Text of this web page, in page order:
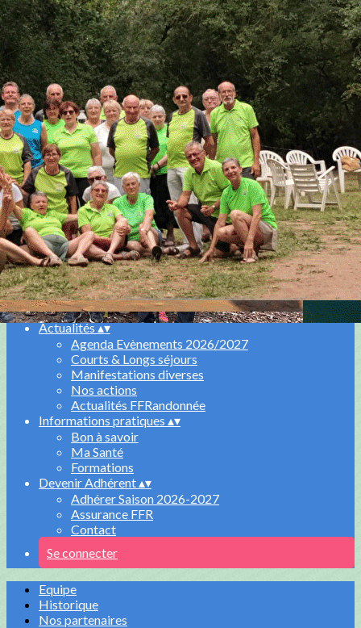
Menu
Ajoutez un logo, un bouton, des réseaux sociaux
Cliquez pour éditer
Accueil▴▾
Agenda▴▾
Qui sommes-nous▴▾
Equipe
Historique
Nos partenaires
Nos activités▴▾
Marche aquatique
Randonnées
Bungy Pump
Compétition et Manifestations Longe Cote
Actualités▴▾
Agenda Evènements 2026/2027
Courts & Longs séjours
Manifestations diverses
Nos actions
Actualités FFRandonnée
Informations pratiques ▴▾
Bon à savoir
Ma Santé
Formations
Devenir Adhérent▴▾
Adhérer Saison 2026-2027
Assurance FFR
Contact
Se connecter
Equipe
Historique
Nos partenaires